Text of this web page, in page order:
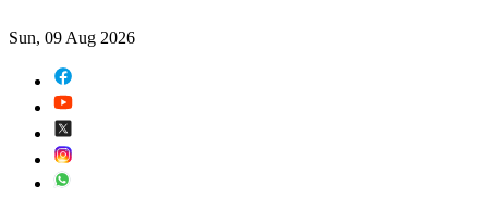
Sun, 09 Aug 2026